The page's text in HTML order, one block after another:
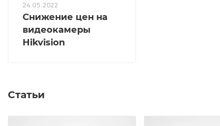
24.05.2022
Снижение цен на
видеокамеры
Hikvision
Статьи